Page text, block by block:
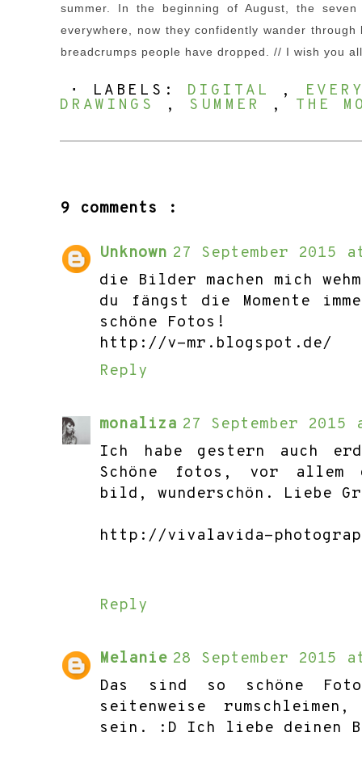
summer. In the beginning of August, the
everywhere, now they confidently wander
breadcrumps people have dropped. // I wish you
⋅ LABELS: DIGITAL ,
DRAWINGS , SUMMER , THE
9 comments :
Unknown 27 September 2015
die Bilder machen mich
du fängst die Momente
schöne Fotos!
http://v-mr.blogspot.de/
Reply
monaliza 27 September
Ich habe gestern auch
Schöne fotos, vor allem
bild, wunderschön. Liebe
http://vivalavida-
Reply
Melanie 28 September 2015
Das sind so schöne
seitenweise
sein. :D Ich liebe deinen